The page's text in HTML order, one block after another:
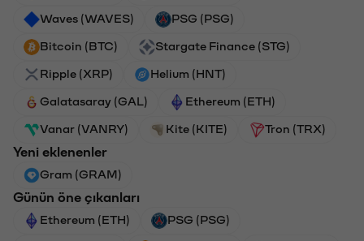
Waves (WAVES) PSG (PSG)
Bitcoin (BTC) Stargate Finance (STG)
Ripple (XRP) Helium (HNT)
Galatasaray (GAL) Ethereum (ETH)
Vanar (VANRY) Kite (KITE) Tron (TRX)
Yeni eklenenler
Gram (GRAM)
Günün öne çıkanları
Ethereum (ETH) PSG (PSG)